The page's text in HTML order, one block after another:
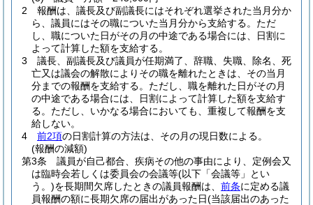
2
報酬は、議長及び副議長にはそれぞれ選挙された当月分か
ら、議員にはその職についた当月分から支給する。 ただ
し、職についた日がその月の中途である場合には、日割に
よって計算した額を支給する。
3
議長、副議長及び議員が任期満了、辞職、失職、除名、死
亡又は議会の解散によりその職を離れたときは、その当月
分までの報酬を支給する。 ただし、職を離れた日がその月
の中途である場合には、日割によって計算した額を支給す
る。 ただし、いかなる場合においても、重複して報酬を支
給しない。
4
前2項の日割計算の方法は、その月の現日数による。
(報酬の減額)
第3条
議員が自己都合、疾病その他の事由により、定例会又
は臨時会若しくは委員会の会議等(以下「会議等」とい
う。)を長期間欠席したときの議員報酬は、 前条に定める議
員報酬の額に長期欠席の届出があった日(当該届出のあった